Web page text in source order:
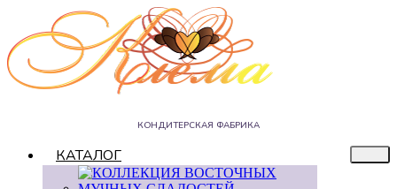
КОНДИТЕРСКАЯ ФАБРИКА
КАТАЛОГ